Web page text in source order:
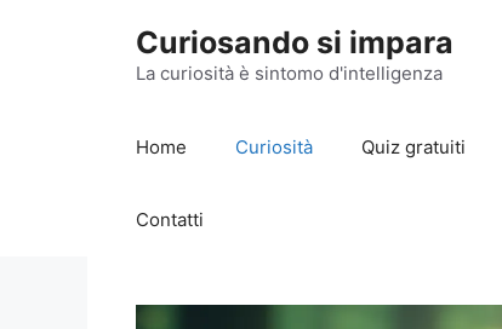
Curiosando si impara
La curiosità è sintomo d'intelligenza
Home Curiosità Quiz gratuiti
Contatti